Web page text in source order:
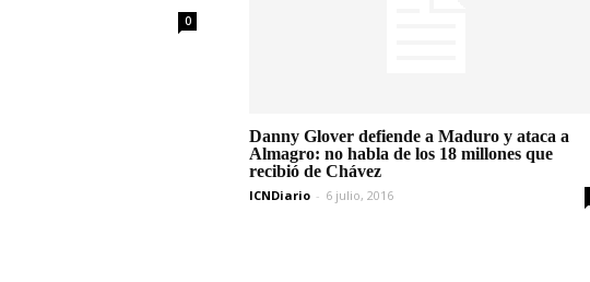
0
Danny Glover defiende a Maduro y ataca a
Almagro: no habla de los 18 millones que
recibió de Chávez
ICNDiario - 6 julio, 2016